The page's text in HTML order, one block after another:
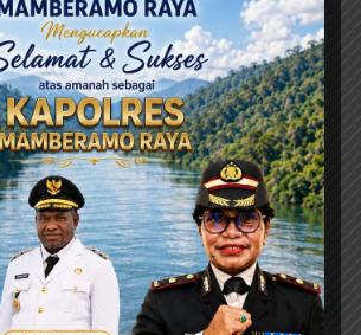
# Pilkada Aman dan Damai
Jayapura